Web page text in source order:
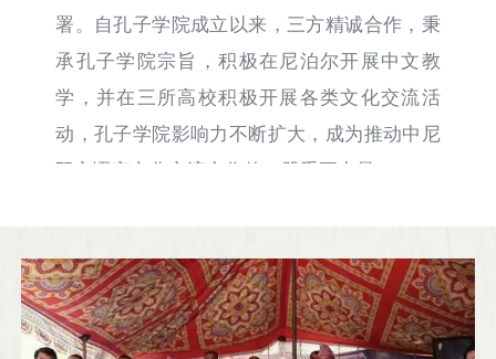
署。自孔子学院成立以来，三方精诚合作，秉
承孔子学院宗旨，积极在尼泊尔开展中文教
学，并在三所高校积极开展各类文化交流活
动，孔子学院影响力不断扩大，成为推动中尼
双方语言文化交流合作的一股重要力量。